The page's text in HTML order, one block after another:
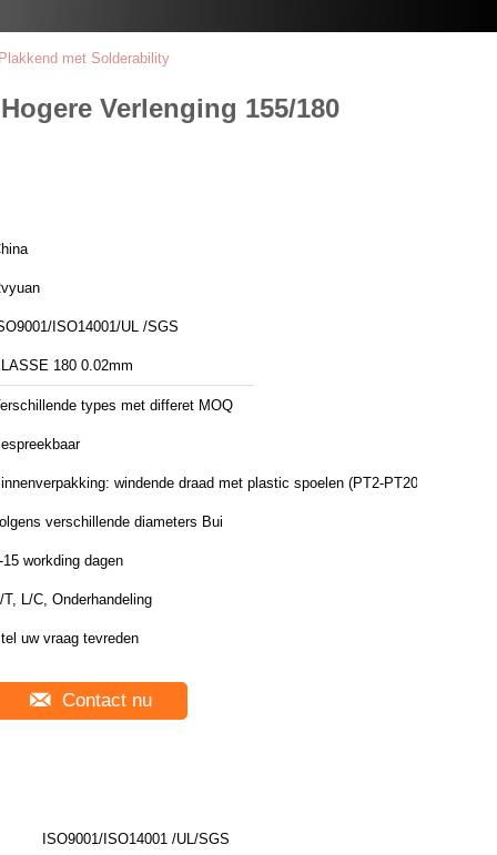
met Solderability
Verlenging 155/180
ISO14001/UL /SGS
180 0.02mm
types met differet MOQ
windende draad met plastic spoelen (PT2-PT200)
verschillende diameters Bui
15 workding dagen
T, L/C, Onderhandeling
uw vraag tevreden
Contact nu
ISO9001/ISO14001 /UL/SGS